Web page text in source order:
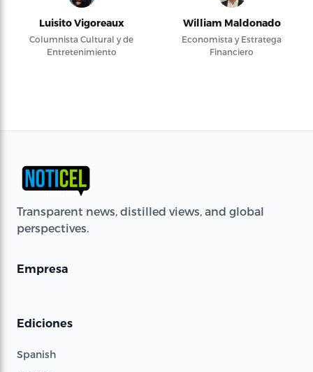
Luisito Vigoreaux
Columnista Cultural y de
Entretenimiento
William Maldonado
Economista y Estratega
Financiero
Transparent news, distilled views, and global
perspectives.
Empresa
Ediciones
Spanish